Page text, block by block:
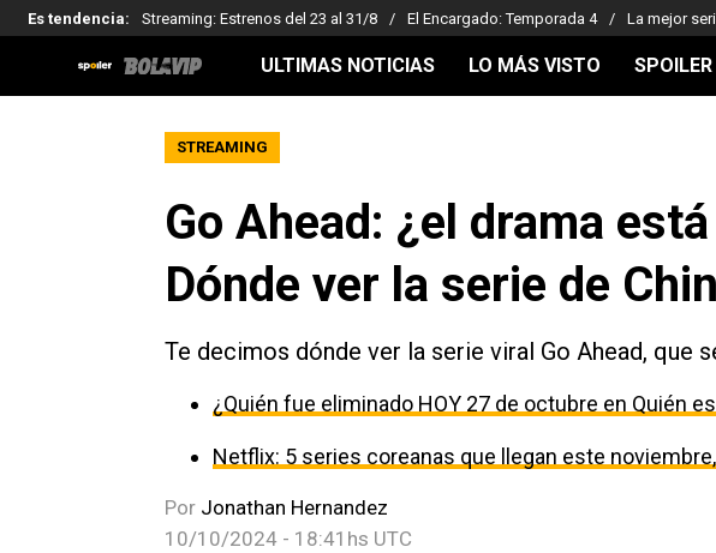
Es tendencia: Streaming: Estrenos del 23 al 31/8 El Encargado: Temporada 4 La mejor
ULTIMAS NOTICIAS LO MÁS VISTO
STREAMING
Go Ahead: ¿el drama
Dónde ver la serie de
Te decimos dónde ver la serie viral Go Ahead, que
¿Quién fue eliminado HOY 27 de octubre en Quién
Netflix: 5 series coreanas que llegan este
Por Jonathan Hernandez
10/10/2024 - 18:41hs UTC